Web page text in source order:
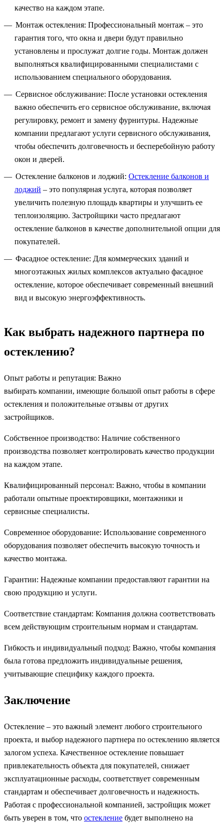
качество на каждом этапе.
Монтаж остекления: Профессиональный монтаж – это
гарантия того, что окна и двери будут правильно
установлены и прослужат долгие годы. Монтаж должен
выполняться квалифицированными специалистами с
использованием специального оборудования.
Сервисное обслуживание: После установки остекления
важно обеспечить его сервисное обслуживание, включая
регулировку, ремонт и замену фурнитуры. Надежные
компании предлагают услуги сервисного обслуживания,
чтобы обеспечить долговечность и бесперебойную работу
окон и дверей.
Остекление балконов и лоджий: Остекление балконов и
лоджий – это популярная услуга, которая позволяет
увеличить полезную площадь квартиры и улучшить ее
теплоизоляцию. Застройщики часто предлагают
остекление балконов в качестве дополнительной опции для
покупателей.
Фасадное остекление: Для коммерческих зданий и
многоэтажных жилых комплексов актуально фасадное
остекление, которое обеспечивает современный внешний
вид и высокую энергоэффективность.
Как выбрать надежного партнера по
остеклению?
Опыт работы и репутация: Важно
выбирать компании, имеющие большой опыт работы в сфере
остекления и положительные отзывы от других
застройщиков.
Собственное производство: Наличие собственного
производства позволяет контролировать качество продукции
на каждом этапе.
Квалифицированный персонал: Важно, чтобы в компании
работали опытные проектировщики, монтажники и
сервисные специалисты.
Современное оборудование: Использование современного
оборудования позволяет обеспечить высокую точность и
качество монтажа.
Гарантии: Надежные компании предоставляют гарантии на
свою продукцию и услуги.
Соответствие стандартам: Компания должна соответствовать
всем действующим строительным нормам и стандартам.
Гибкость и индивидуальный подход: Важно, чтобы компания
была готова предложить индивидуальные решения,
учитывающие специфику каждого проекта.
Заключение
Остекление – это важный элемент любого строительного
проекта, и выбор надежного партнера по остеклению является
залогом успеха. Качественное остекление повышает
привлекательность объекта для покупателей, снижает
эксплуатационные расходы, соответствует современным
стандартам и обеспечивает долговечность и надежность.
Работая с профессиональной компанией, застройщик может
быть уверен в том, что остекление будет выполнено на